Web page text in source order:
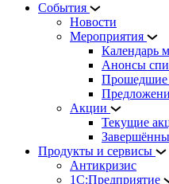
События
Новости
Мероприятия
Календарь
Анонсы
Прошедшие
Акции
Текущие
Продукты и сервисы
Антикризис
1С:Предприятие